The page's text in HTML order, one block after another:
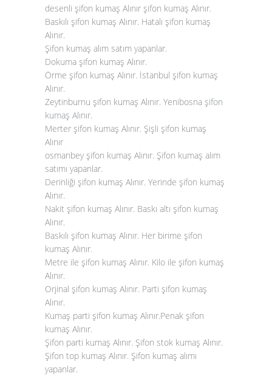
desenli şifon kumaş Alınır şifon kumaş Alınır.
Baskılı şifon kumaş Alınır. Hatalı şifon kumaş
Alınır.
Şifon kumaş alım satım yapanlar.
Dokuma şifon kumaş Alınır.
Örme şifon kumaş Alınır. İstanbul şifon kumaş
Alınır.
Zeytinburnu şifon kumaş Alınır. Yenibosna şifon
kumaş Alınır.
Merter şifon kumaş Alınır. Şişli şifon kumaş
Alınır
osmanbey şifon kumaş Alınır. Şifon kumaş alım
satımı yapanlar.
Derinliği şifon kumaş Alınır. Yerinde şifon kumaş
Alınır.
Nakit şifon kumaş Alınır. Baskı altı şifon kumaş
Alınır.
Baskılı şifon kumaş Alınır. Her birime şifon
kumaş Alınır.
Metre ile şifon kumaş Alınır. Kilo ile şifon kumaş
Alınır.
Orjinal şifon kumaş Alınır. Parti şifon kumaş
Alınır.
Kumaş parti şifon kumaş Alınır.Penak şifon
kumaş Alınır.
Şifon parti kumaş Alınır. Şifon stok kumaş Alınır.
Şifon top kumaş Alınır. Şifon kumaş alımı
yapanlar.